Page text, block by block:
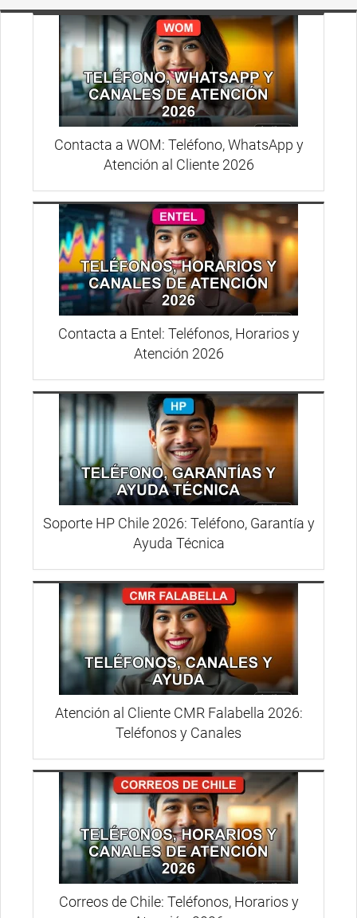
Contacta a WOM: Teléfono, WhatsApp y
Atención al Cliente 2026
Contacta a Entel: Teléfonos, Horarios y
Atención 2026
Soporte HP Chile 2026: Teléfono, Garantía y
Ayuda Técnica
Atención al Cliente CMR Falabella 2026:
Teléfonos y Canales
Correos de Chile: Teléfonos, Horarios y